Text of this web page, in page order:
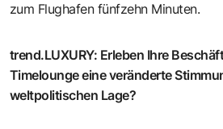
zum Flughafen fünfzehn Minuten.
trend.LUXURY: Erleben Ihre
Timelounge eine veränderte
weltpolitischen Lage?